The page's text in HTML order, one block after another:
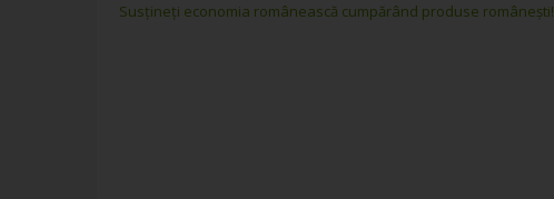
Susțineți economia românească cumpărând produse românești!